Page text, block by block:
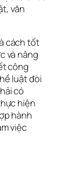
văn
cách tốt
và nâng
công
luật đòi
có
hiện
hành
việc